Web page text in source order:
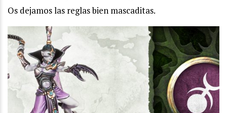
Os dejamos las reglas bien mascaditas.